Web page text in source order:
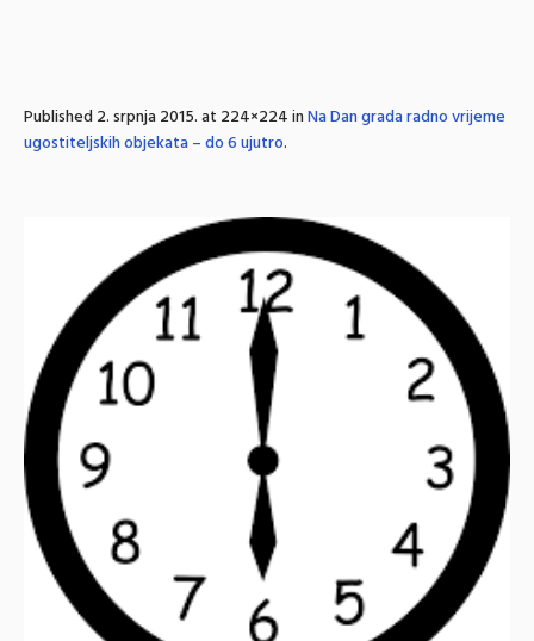
Published2. srpnja 2015.at 224×224 inNa Dan grada radno vrijeme
ugostiteljskih objekata – do 6 ujutro.